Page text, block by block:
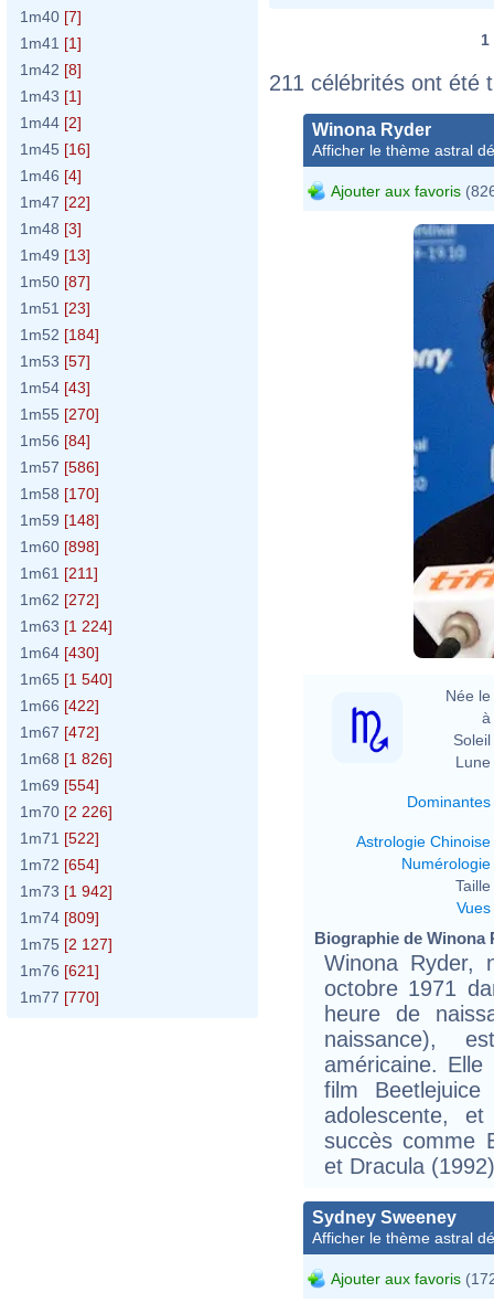
1m40 [7]
1m41 [1]
1m42 [8]
1m43 [1]
1m44 [2]
1m45 [16]
1m46 [4]
1m47 [22]
1m48 [3]
1m49 [13]
1m50 [87]
1m51 [23]
1m52 [184]
1m53 [57]
1m54 [43]
1m55 [270]
1m56 [84]
1m57 [586]
1m58 [170]
1m59 [148]
1m60 [898]
1m61 [211]
1m62 [272]
1m63 [1 224]
1m64 [430]
1m65 [1 540]
1m66 [422]
1m67 [472]
1m68 [1 826]
1m69 [554]
1m70 [2 226]
1m71 [522]
1m72 [654]
1m73 [1 942]
1m74 [809]
1m75 [2 127]
1m76 [621]
1m77 [770]
1
211 célébrités ont été
Winona Ryder
Afficher le thème astral
Ajouter aux favoris
Née le
à
Soleil
Lune
Dominantes
Astrologie Chinoise
Numérologie
Taille
Vues
Biographie de Winona
Winona Ryder,
octobre 1971
heure de
naissance),
américaine.
film
adolescente,
succès comme
et Dracula
Sydney Sweeney
Afficher le thème astral
Ajouter aux favoris